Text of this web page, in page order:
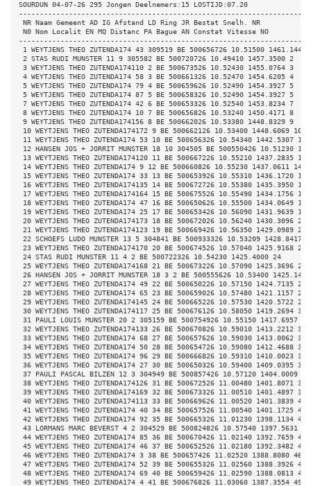
SOURDUN 04-07-26 295 Jongen Deelnemers:15 LOSTIJD:07.20
NR Naam Gemeent AD IG Afstand LD Ring JR Bestat Snelh. NR
N0 Nom Localit EN MQ Distanc PA Bague AN Constat Vitesse NO
1 WEYTJENS THEO ZUTENDA174 43 309519 BE 500656726 10.51500
2 STAS RUDI MUNSTER 11 9 305582 BE 500720726 10.49410 1457.3500 2
3 WEYTJENS THEO ZUTENDA174110 2 BE 500673526 10.52430 1455.0764 3
4 WEYTJENS THEO ZUTENDA174 58 3 BE 500661326 10.52470 1454.6205 4
5 WEYTJENS THEO ZUTENDA174 79 4 BE 500659626 10.52490 1454.3927 5
5 WEYTJENS THEO ZUTENDA174 87 5 BE 500658326 10.52490 1454.3927 5
7 WEYTJENS THEO ZUTENDA174 42 6 BE 500653326 10.52540 1453.8234 7
8 WEYTJENS THEO ZUTENDA174 10 7 BE 500656826 10.53240 1450.4171 8
9 WEYTJENS THEO ZUTENDA174156 8 BE 500662026 10.53380 1448.8329 9
10 WEYTJENS THEO ZUTENDA174172 9 BE 500662126 10.53400 1448.6069 10
11 WEYTJENS THEO ZUTENDA174 53 10 BE 500656326 10.54340 1442.5307 11
12 HANSEN JOS + JORRIT MUNSTER 18 10 304505 BE 500550426 10.51230
13 WEYTJENS THEO ZUTENDA174120 11 BE 500667226 10.55210 1437.2835 13
14 WEYTJENS THEO ZUTENDA174 9 12 BE 500660826 10.55230 1437.0611 14
15 WEYTJENS THEO ZUTENDA174 33 13 BE 500653926 10.55310 1436.1720 15
16 WEYTJENS THEO ZUTENDA174135 14 BE 500672726 10.55380 1435.3950 16
17 WEYTJENS THEO ZUTENDA174164 15 BE 500675526 10.55490 1434.1756 17
18 WEYTJENS THEO ZUTENDA174 47 16 BE 500650626 10.55500 1434.0649 18
19 WEYTJENS THEO ZUTENDA174 25 17 BE 500653426 10.56090 1431.9639 19
20 WEYTJENS THEO ZUTENDA174173 18 BE 500672026 10.56240 1430.3096 20
21 WEYTJENS THEO ZUTENDA174123 19 BE 500669426 10.56350 1429.0989 21
22 SCHOEFS LUDO MUNSTER 13 5 304841 BE 500933326 10.53209 1428.8417
23 WEYTJENS THEO ZUTENDA174170 20 BE 500674526 10.57040 1425.9168 23
24 STAS RUDI MUNSTER 11 4 2 BE 500722326 10.54230 1425.4000 24
25 WEYTJENS THEO ZUTENDA174168 21 BE 500673226 10.57090 1425.3696 25
26 HANSEN JOS + JORRIT MUNSTER 18 3 2 BE 500555626 10.53400
27 WEYTJENS THEO ZUTENDA174 49 22 BE 500650226 10.57150 1424.7135 27
28 WEYTJENS THEO ZUTENDA174 65 23 BE 500659026 10.57480 1421.1157 28
29 WEYTJENS THEO ZUTENDA174145 24 BE 500665226 10.57530 1420.5722 29
30 WEYTJENS THEO ZUTENDA174117 25 BE 500676126 10.58050 1419.2694 30
31 PAULI LOUIS MUNSTER 20 2 305159 BE 500754926 10.55150 1417.6957
32 WEYTJENS THEO ZUTENDA174133 26 BE 500670826 10.59010 1413.2212 32
33 WEYTJENS THEO ZUTENDA174 68 27 BE 500657626 10.59030 1413.0062 33
34 WEYTJENS THEO ZUTENDA174 50 28 BE 500654726 10.59080 1412.4688 34
35 WEYTJENS THEO ZUTENDA174 96 29 BE 500666826 10.59310 1410.0023 35
36 WEYTJENS THEO ZUTENDA174 27 30 BE 500650326 10.59400 1409.0395 36
37 PAULI PASCAL BILZEN 12 3 304949 BE 500857426 10.57120 1404.0009
38 WEYTJENS THEO ZUTENDA174126 31 BE 500672526 11.00480 1401.8071 38
39 WEYTJENS THEO ZUTENDA174169 32 BE 500673326 11.00510 1401.4897 39
40 WEYTJENS THEO ZUTENDA174113 33 BE 500669626 11.00520 1401.3839 40
41 WEYTJENS THEO ZUTENDA174 40 34 BE 500657526 11.00540 1401.1725 41
42 WEYTJENS THEO ZUTENDA174 92 35 BE 500665326 11.01230 1398.1134 42
43 LORMANS MARC BEVERST 4 2 304529 BE 500824826 10.57540 1397.5631
44 WEYTJENS THEO ZUTENDA174 85 36 BE 500670426 11.02140 1392.7659 44
45 WEYTJENS THEO ZUTENDA174 46 37 BE 500652526 11.02180 1392.3482 45
46 WEYTJENS THEO ZUTENDA174 3 38 BE 500657426 11.02520 1388.8080 46
47 WEYTJENS THEO ZUTENDA174 52 39 BE 500655326 11.02560 1388.3926 47
48 WEYTJENS THEO ZUTENDA174 69 40 BE 500659426 11.02590 1388.0813 48
49 WEYTJENS THEO ZUTENDA174 4 41 BE 500676826 11.03060 1387.3554 49